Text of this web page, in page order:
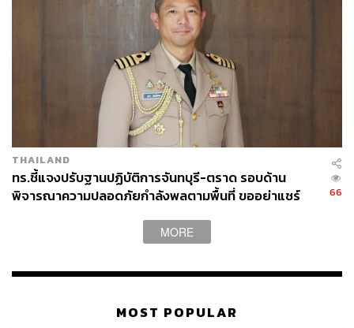
ผู้บัญชาการทหารเรือ สัตหีบ
113
ABOUT THE AUTHOR
THE STANDARD TEAM
THAILAND
ทร.ชี้แจงปรับฐานปฏิบัติการจันทบุรี-ตราด รอบด้าน
พิจารณาความปลอดภัยกำลังพลตามพื้นที่ ขออย่าแชร์
66
MORE
MOST POPULAR